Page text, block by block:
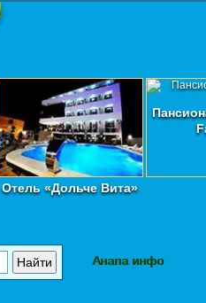
Отель «Дольче Вита»
Анапа инфо